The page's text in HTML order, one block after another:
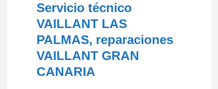
Servicio técnico
VAILLANT LAS
PALMAS, reparaciones
VAILLANT GRAN
CANARIA